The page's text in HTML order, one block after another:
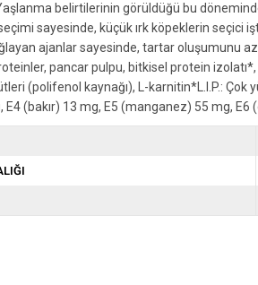
belirtilerinin görüldüğü bu
sayesinde, küçük ırk köpeklerin seçici
ajanlar sayesinde, tartar oluşumunu
pancar pulpu, bitkisel protein
(polifenol kaynağı), L-karnitin*L.I.P.: Çok
E4 (bakır) 13 mg, E5 (manganez) 55 mg,